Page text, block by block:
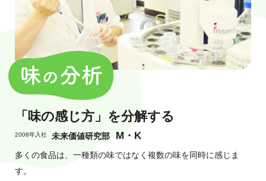
「味の感じ方」を分解する
2008年入社 未来価値研究部 M・K
多くの食品は、一種類の味ではなく複数の味を同時に感じま
す。